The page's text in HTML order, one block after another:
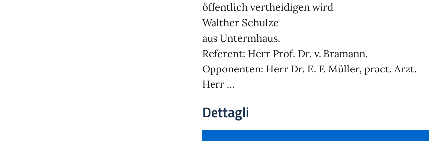
öffentlich vertheidigen wird
Walther Schulze
aus Untermhaus.
Referent: Herr Prof. Dr. v. Bramann.
Opponenten: Herr Dr. E. F. Müller, pract. Arzt.
Herr …
Dettagli